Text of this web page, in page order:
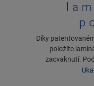
Díky
položíte
zacvaknutí.